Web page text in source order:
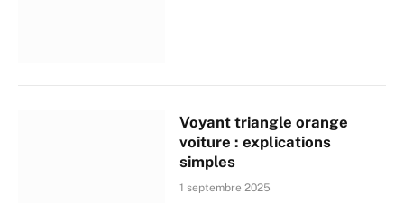
Voyant triangle orange
voiture : explications
simples
1 septembre 2025